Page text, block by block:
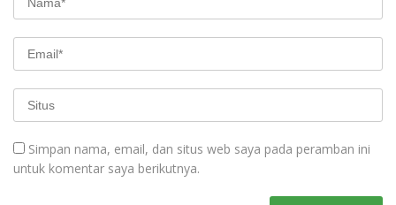
Simpan nama, email, dan situs web saya pada peramban ini
untuk komentar saya berikutnya.